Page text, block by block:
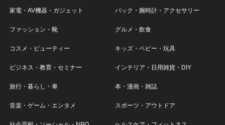
家電・AV機器・ガジェット バック・腕時計・アクセサリー
ファッション・靴 グルメ・飲食
コスメ・ビューティー キッズ・ベビー・玩具
ビジネス・教育・セミナー インテリア・日用雑貨・DIY
旅行・暮らし・車 本・漫画・雑誌
音楽・ゲーム・エンタメ スポーツ・アウトドア